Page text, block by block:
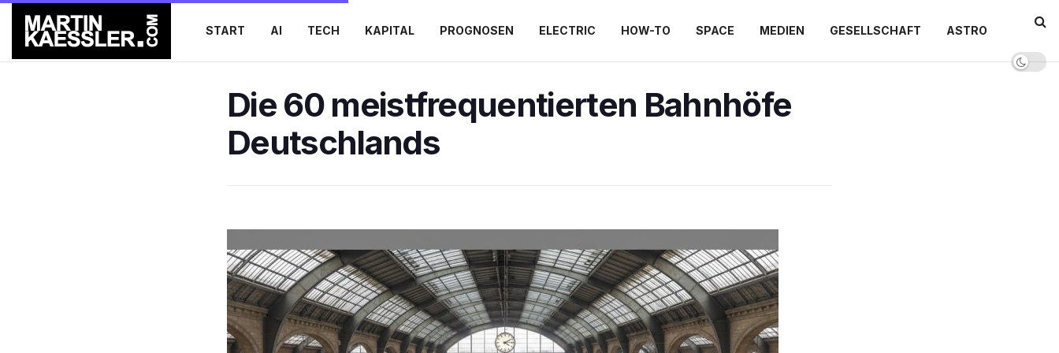
START AI TECH KAPITAL PROGNOSEN ELECTRIC HOW-TO SPACE MEDIEN GESELLSCHAFT ASTRO
Die 60 meistfrequentierten Bahnhöfe
Deutschlands